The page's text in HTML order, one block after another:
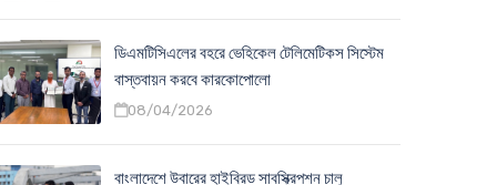
ডিএমটিসিএলের বহরে ভেহিকেল টেলিমেটিকস সিস্টেম
বাস্তবায়ন করবে কারকোপোলো
08/04/2026
বাংলাদেশে উবারের হাইব্রিড সাবস্ক্রিপশন চালু